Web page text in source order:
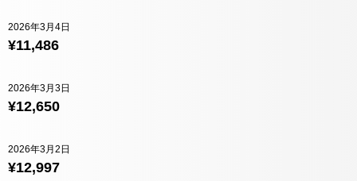
¥11,486
2026年3月4日
¥12,650
2026年3月3日
¥12,997
2026年3月2日